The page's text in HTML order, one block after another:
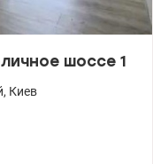
шоссе 1
, Киев